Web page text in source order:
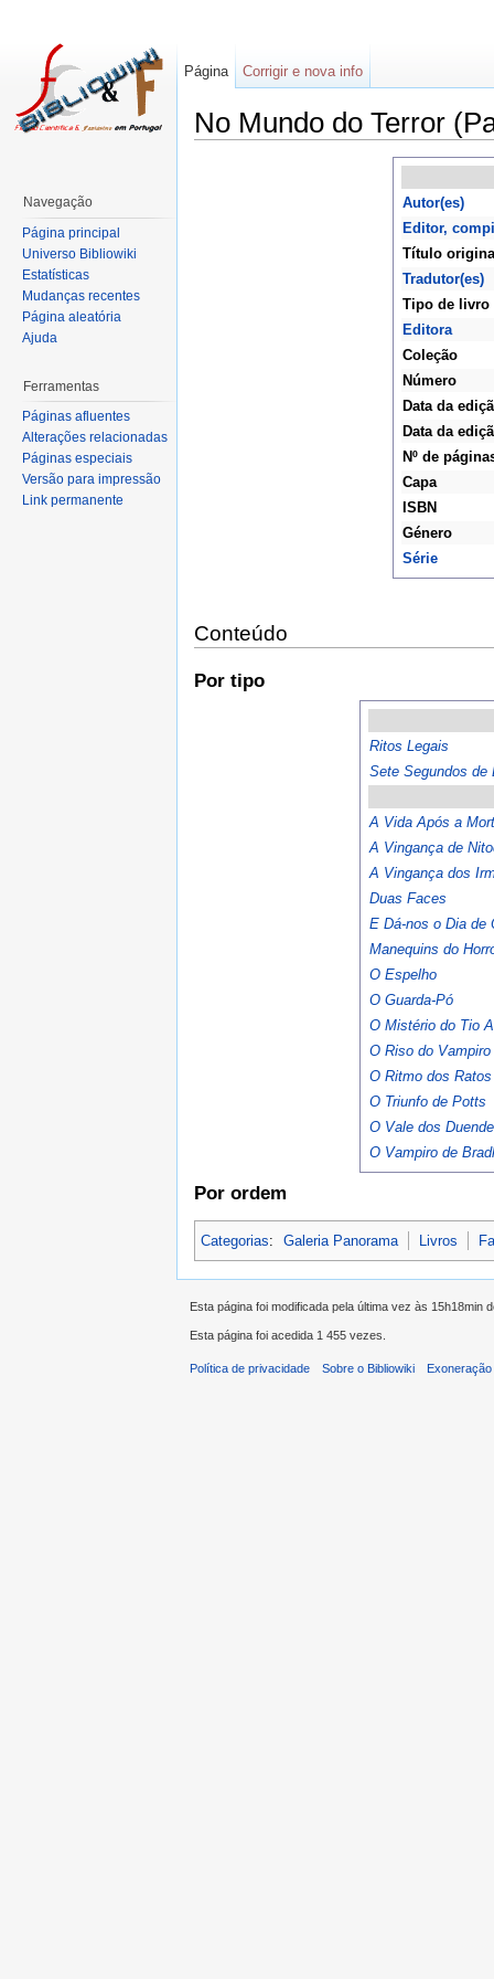
No Mundo do Terror
Autor(es)
Editor,
Título
Tradutor(es)
Tipo de livro
Editora
Coleção
Número
Data da
Data da
Nº de
Capa
ISBN
Género
Série
Conteúdo
Por tipo
Ritos Legais
Sete Segundos de
A Vida Após a
A Vingança de
A Vingança dos
Duas Faces
E Dá-nos o Dia de
Manequins do
O Espelho
O Guarda-Pó
O Mistério do Tio
O Riso do Vampiro
O Ritmo dos Ratos
O Triunfo de Potts
O Vale dos
O Vampiro de
Por ordem
Categorias: Galeria Panorama Livros
Página Corrigir e nova info
Navegação
Página principal
Universo Bibliowiki
Estatísticas
Mudanças recentes
Página aleatória
Ajuda
Ferramentas
Páginas afluentes
Alterações relacionadas
Páginas especiais
Versão para impressão
Link permanente
Esta página foi modificada pela última vez às 15h18min
Esta página foi acedida 1 455 vezes.
Política de privacidade Sobre o Bibliowiki